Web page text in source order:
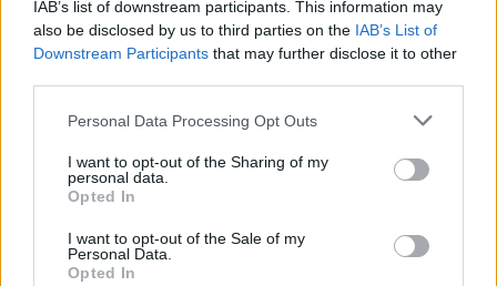
IAB’s list of downstream participants. This information may
also be disclosed by us to third parties on the IAB’s List of
Downstream Participants that may further disclose it to other
Personal Data Processing Opt Outs
I want to opt-out of the Sharing of my
personal data.
Opted In
I want to opt-out of the Sale of my
Personal Data.
Opted In